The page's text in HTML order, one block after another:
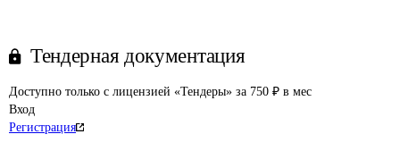
Тендерная документация
Доступно только с лицензией «Тендеры» за 750 ₽ в мес
Вход
Регистрация